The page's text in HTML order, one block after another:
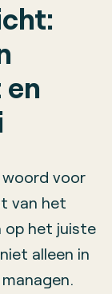
woord voor
van het
op het juiste
alleen in